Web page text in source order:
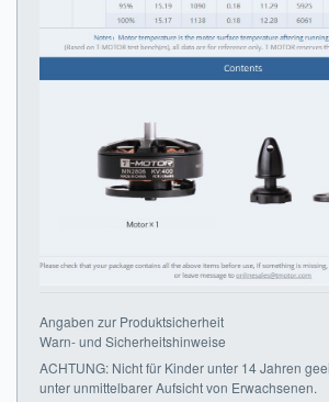
Angaben zur Produktsicherheit
Warn- und Sicherheitshinweise
ACHTUNG: Nicht für Kinder unter 14 Jahren
unter unmittelbarer Aufsicht von Erwachsenen.